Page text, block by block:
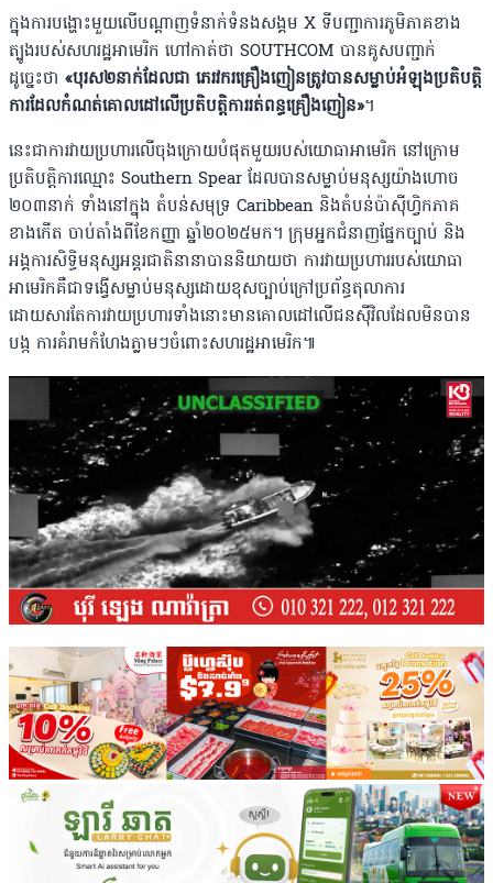
ក្នុងការបង្ហោះមួយលើបណ្ដាញទំនាក់ទំនងសង្គម X ទីបញ្ជាការភូមិភាគខាង
ត្បូងរបស់សហរដ្ឋអាមេរិក ហៅកាត់ថា SOUTHCOM បានគូសបញ្ជាក់
ដូច្នេះថា «បុរស២នាក់ដែលជា ភេរវករគ្រឿងញៀនត្រូវបានសម្លាប់អំឡុងប្រតិបត្តិ
ការដែលកំណត់គោលដៅលើប្រតិបត្តិការរត់ពន្ធគ្រឿងញៀន»។
នេះជាការវាយប្រហារលើចុងក្រោយបំផុតមួយរបស់យោធាអាមេរិក នៅក្រោម
ប្រតិបត្តិការឈ្មោះ Southern Spear ដែលបានសម្លាប់មនុស្សយ៉ាងហោច
២០៣នាក់ ទាំងនៅក្នុង តំបន់សមុទ្រ Caribbean និងតំបន់ប៉ាស៊ីហ្វិកភាគ
ខាងកើត ចាប់តាំងពីខែកញ្ញា ឆ្នាំ២០២៥មក។ ក្រុមអ្នកជំនាញផ្នែកច្បាប់ និង
អង្គការសិទ្ធិមនុស្សអន្តរជាតិនានាបាននិយាយថា ការវាយប្រហាររបស់យោធា
អាមេរិកគឺជាទង្វើសម្លាប់មនុស្សដោយខុសច្បាប់ក្រៅប្រព័ន្ធតុលាការ
ដោយសារតែការវាយប្រហារទាំងនោះមានគោលដៅលើជនស៊ីវិលដែលមិនបាន
បង្ក ការគំរាមកំហែងភ្លាមៗចំពោះសហរដ្ឋអាមេរិក៕